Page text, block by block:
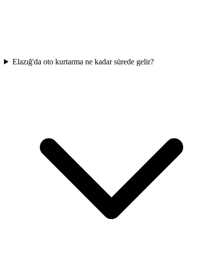
Elazığ'da oto kurtarma ne kadar sürede gelir?